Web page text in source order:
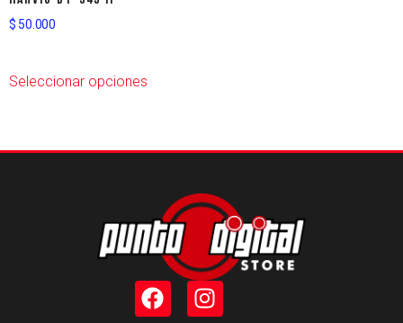
$ 50.000
Seleccionar opciones